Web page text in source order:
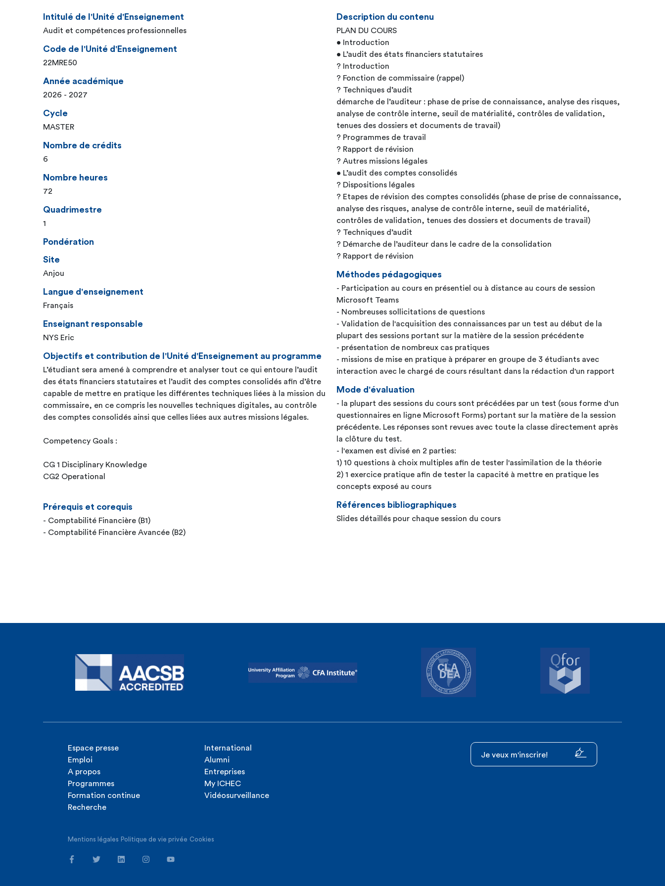
Intitulé de l'Unité d'Enseignement
Audit et compétences professionnelles
Code de l'Unité d'Enseignement
22MRE50
Année académique
2026 - 2027
Cycle
MASTER
Nombre de crédits
6
Nombre heures
72
Quadrimestre
1
Pondération
Site
Anjou
Langue d'enseignement
Français
Enseignant responsable
NYS Eric
Objectifs et contribution de l'Unité d'Enseignement au programme
L’étudiant sera amené à comprendre et analyser tout ce qui entoure l’audit
des états financiers statutaires et l’audit des comptes consolidés afin d’être
capable de mettre en pratique les différentes techniques liées à la mission du
commissaire, en ce compris les nouvelles techniques digitales, au contrôle
des comptes consolidés ainsi que celles liées aux autres missions légales.
Competency Goals :
CG 1 Disciplinary Knowledge
CG2 Operational
Prérequis et corequis
- Comptabilité Financière (B1)
- Comptabilité Financière Avancée (B2)
Description du contenu
PLAN DU COURS
• Introduction
• L’audit des états financiers statutaires
? Introduction
? Fonction de commissaire (rappel)
? Techniques d’audit
démarche de l’auditeur : phase de prise de connaissance, analyse des risques,
analyse de contrôle interne, seuil de matérialité, contrôles de validation,
tenues des dossiers et documents de travail)
? Programmes de travail
? Rapport de révision
? Autres missions légales
• L’audit des comptes consolidés
? Dispositions légales
? Etapes de révision des comptes consolidés (phase de prise de connaissance,
analyse des risques, analyse de contrôle interne, seuil de matérialité,
contrôles de validation, tenues des dossiers et documents de travail)
? Techniques d’audit
? Démarche de l’auditeur dans le cadre de la consolidation
? Rapport de révision
Méthodes pédagogiques
- Participation au cours en présentiel ou à distance au cours de session
Microsoft Teams
- Nombreuses sollicitations de questions
- Validation de l'acquisition des connaissances par un test au début de la
plupart des sessions portant sur la matière de la session précédente
- présentation de nombreux cas pratiques
- missions de mise en pratique à préparer en groupe de 3 étudiants avec
interaction avec le chargé de cours résultant dans la rédaction d'un rapport
Mode d'évaluation
- la plupart des sessions du cours sont précédées par un test (sous forme d'un
questionnaires en ligne Microsoft Forms) portant sur la matière de la session
précédente. Les réponses sont revues avec toute la classe directement après
la clôture du test.
- l'examen est divisé en 2 parties:
1) 10 questions à choix multiples afin de tester l'assimilation de la théorie
2) 1 exercice pratique afin de tester la capacité à mettre en pratique les
concepts exposé au cours
Références bibliographiques
Slides détaillés pour chaque session du cours
Espace presse
Emploi
A propos
Programmes
Formation continue
Recherche
International
Alumni
Entreprises
My ICHEC
Vidéosurveillance
Je veux m'inscrire!
Mentions légales Politique de vie privée Cookies